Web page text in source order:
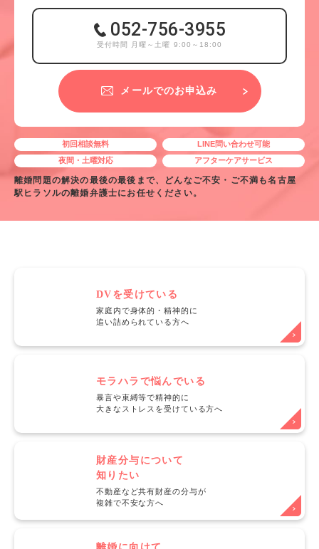
052-756-3955
受付時間 月曜～土曜 9:00～18:00
メールでのお申込み
初回相談無料
LINE問い合わせ可能
夜間・土曜対応
アフターケアサービス
離婚問題の解決の最後の最後まで、どんなご不安・ご不満も名古屋
駅ヒラソルの離婚弁護士にお任せください。
DVを受けている
家庭内で身体的・精神的に
追い詰められている方へ
モラハラで悩んでいる
暴言や束縛等で精神的に
大きなストレスを受けている方へ
財産分与について
知りたい
不動産など共有財産の分与が
複雑で不安な方へ